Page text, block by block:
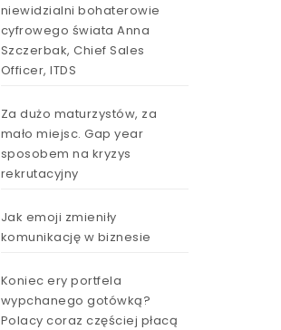
niewidzialni bohaterowie
cyfrowego świata Anna
Szczerbak, Chief Sales
Officer, ITDS
Za dużo maturzystów, za
mało miejsc. Gap year
sposobem na kryzys
rekrutacyjny
Jak emoji zmieniły
komunikację w biznesie
Koniec ery portfela
wypchanego gotówką?
Polacy coraz częściej płacą